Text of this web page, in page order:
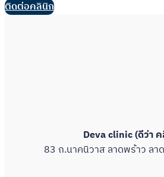
ติดต่อคลินิก
Deva clinic (ดีว่า
83 ถ.นาคนิวาส ลาดพร้าว ลา